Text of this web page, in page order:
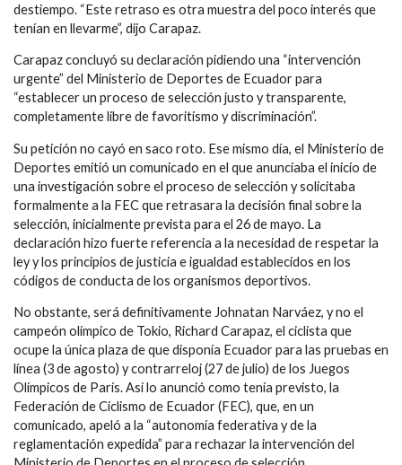
destiempo. “Este retraso es otra muestra del poco interés que
tenían en llevarme”, dijo Carapaz.
Carapaz concluyó su declaración pidiendo una “intervención
urgente” del Ministerio de Deportes de Ecuador para
“establecer un proceso de selección justo y transparente,
completamente libre de favoritismo y discriminación”.
Su petición no cayó en saco roto. Ese mismo día, el Ministerio de
Deportes emitió un comunicado en el que anunciaba el inicio de
una investigación sobre el proceso de selección y solicitaba
formalmente a la FEC que retrasara la decisión final sobre la
selección, inicialmente prevista para el 26 de mayo. La
declaración hizo fuerte referencia a la necesidad de respetar la
ley y los principios de justicia e igualdad establecidos en los
códigos de conducta de los organismos deportivos.
No obstante, será definitivamente Johnatan Narváez, y no el
campeón olímpico de Tokio, Richard Carapaz, el ciclista que
ocupe la única plaza de que disponía Ecuador para las pruebas en
línea (3 de agosto) y contrarreloj (27 de julio) de los Juegos
Olímpicos de París. Así lo anunció como tenía previsto, la
Federación de Ciclismo de Ecuador (FEC), que, en un
comunicado, apeló a la “autonomía federativa y de la
reglamentación expedida” para rechazar la intervención del